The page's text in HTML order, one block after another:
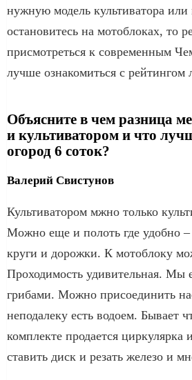
нужную модель культиватора
остановитесь на мотоблоках, то
присмотреться к современным
лучше ознакомиться с
Объясните в чем разница
и культиватором и что
огород 6 соток?
Валерий Свистунов
Культиватором мжно только
Можно еще и полоть где удобно
круги и дорожки. К мотоблоку
Проходимость удивительная. Мы
грибами. Можно присоединить
неподалеку есть водоем. Бывает
комплекте продается
ставить диск и резать железо и